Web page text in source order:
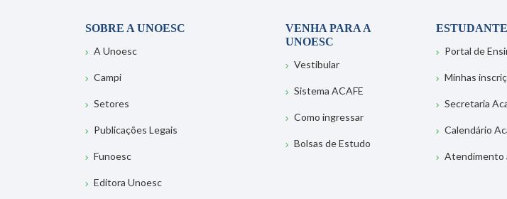
SOBRE A UNOESC
A Unoesc
Campi
Setores
Publicações Legais
Funoesc
Editora Unoesc
VENHA PARA A
UNOESC
Vestibular
Sistema ACAFE
Como ingressar
Bolsas de Estudo
Portal de
Minhas
Secretaria
Calendário
Atendimento